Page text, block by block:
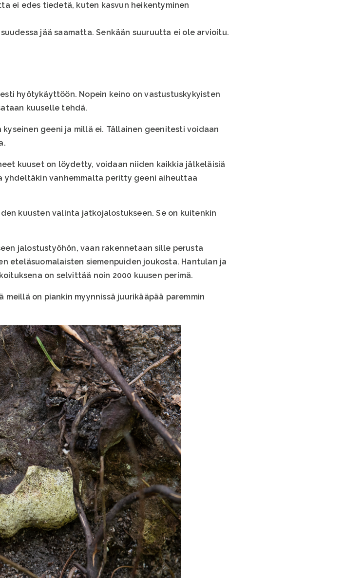
ei edes tiedetä, kuten kasvun heikentyminen
jää saamatta. Senkään suuruutta ei ole arvioitu.
hyötykäyttöön. Nopein keino on vastustuskykyisten
kuuselle tehdä.
geeni ja millä ei. Tällainen geenitesti voidaan
kuuset on löydetty, voidaan niiden kaikkia jälkeläisiä
yhdeltäkin vanhemmalta peritty geeni aiheuttaa
kuusten valinta jatkojalostukseen. Se on kuitenkin
jalostustyöhön, vaan rakennetaan sille perusta
eteläsuomalaisten siemenpuiden joukosta. Hantulan ja
on selvittää noin 2000 kuusen perimä.
on piankin myynnissä juurikääpää paremmin